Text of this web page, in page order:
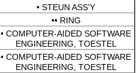
• STEUN ASS'Y
•• RING
• COMPUTER-AIDED SOFTWARE
ENGINEERING, TOESTEL
• COMPUTER-AIDED SOFTWARE
ENGINEERING, TOESTEL